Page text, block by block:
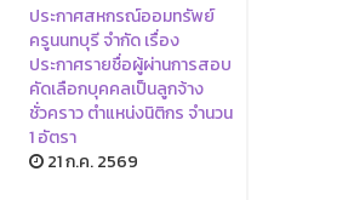
ประกาศสหกรณ์ออมทรัพย์
ครูนนทบุรี จำกัด เรื่อง
ประกาศรายชื่อผู้ผ่านการสอบ
คัดเลือกบุคคลเป็นลูกจ้าง
ชั่วคราว ตำแหน่งนิติกร จำนวน
1 อัตรา
21 ก.ค. 2569